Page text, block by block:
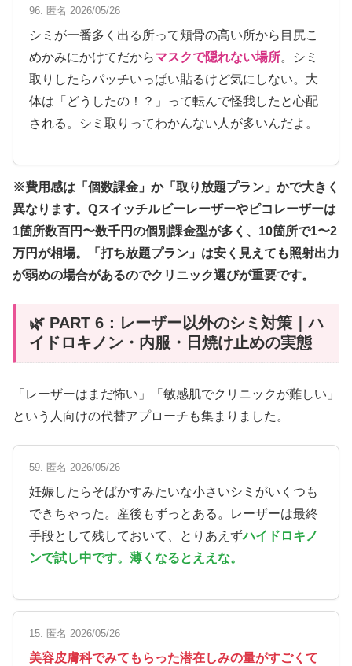
96. 匿名 2026/05/26
シミが一番多く出る所って頬骨の高い所から目尻こ
めかみにかけてだからマスクで隠れない場所。シミ
取りしたらパッチいっぱい貼るけど気にしない。大
体は「どうしたの！？」って転んで怪我したと心配
される。シミ取りってわかんない人が多いんだよ。
※費用感は「個数課金」か「取り放題プラン」かで大きく
異なります。Qスイッチルビーレーザーやピコレーザーは
1箇所数百円〜数千円の個別課金型が多く、10箇所で1〜2
万円が相場。「打ち放題プラン」は安く見えても照射出力
が弱めの場合があるのでクリニック選びが重要です。
🌿 PART 6：レーザー以外のシミ対策｜ハ
イドロキノン・内服・日焼け止めの実態
「レーザーはまだ怖い」「敏感肌でクリニックが難しい」
という人向けの代替アプローチも集まりました。
59. 匿名 2026/05/26
妊娠したらそばかすみたいな小さいシミがいくつも
できちゃった。産後もずっとある。レーザーは最終
手段として残しておいて、とりあえずハイドロキノ
ンで試し中です。薄くなるとええな。
15. 匿名 2026/05/26
美容皮膚科でみてもらった潜在しみの量がすごくて